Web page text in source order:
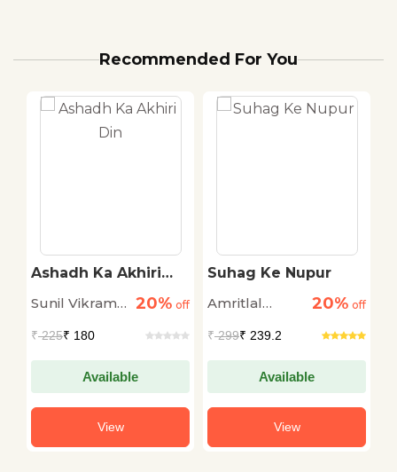
Recommended For You
Ashadh Ka Akhiri
Sunil Vikram
20% off
₹225₹ 180
Available
View
Suhag Ke Nupur
Amritlal
20% off
₹299₹ 239.2
Available
View